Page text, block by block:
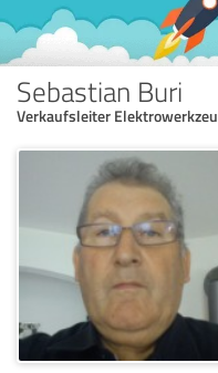
Sebastian Buri
Verkaufsleiter